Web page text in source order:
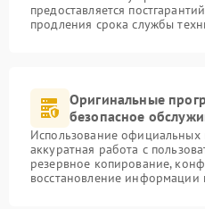
предоставляется
продления срока службы
Оригинальные
безопасное
Использование
аккуратная работа с
резервное копирование,
восстановление информации